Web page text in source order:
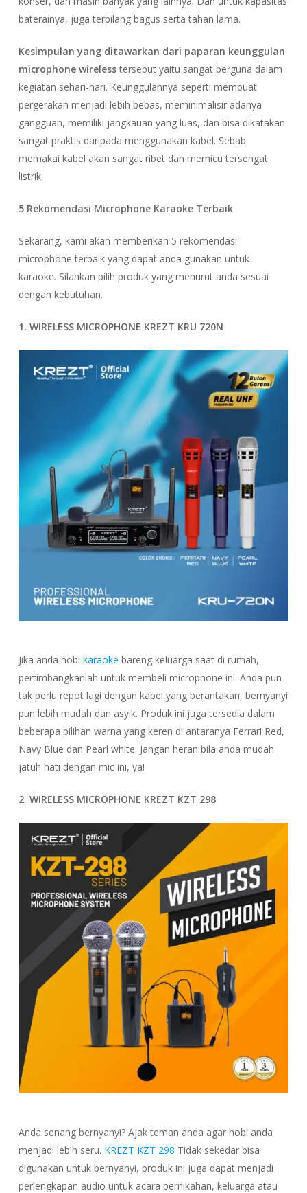
baterainya, juga terbilang bagus serta tahan lama.
Kesimpulan yang ditawarkan dari paparan keunggulan
microphone wirelesstersebut yaitu sangat berguna dalam
kegiatan sehari-hari. Keunggulannya seperti membuat
pergerakan menjadi lebih bebas, meminimalisir adanya
gangguan, memiliki jangkauan yang luas, dan bisa dikatakan
sangat praktis daripada menggunakan kabel. Sebab
memakai kabel akan sangat ribet dan memicu tersengat
listrik.
5 Rekomendasi Microphone Karaoke Terbaik
Sekarang, kami akan memberikan 5 rekomendasi
microphone terbaik yang dapat anda gunakan untuk
karaoke. Silahkan pilih produk yang menurut anda sesuai
dengan kebutuhan.
1. WIRELESS MICROPHONE KREZT KRU 720N
Jika anda hobi karaoke bareng keluarga saat di rumah,
pertimbangkanlah untuk membeli microphone ini. Anda pun
tak perlu repot lagi dengan kabel yang berantakan, bernyanyi
pun lebih mudah dan asyik. Produk ini juga tersedia dalam
beberapa pilihan warna yang keren di antaranya Ferrari Red,
Navy Blue dan Pearl white. Jangan heran bila anda mudah
jatuh hati dengan mic ini, ya!
2. WIRELESS MICROPHONE KREZT KZT 298
Anda senang bernyanyi? Ajak teman anda agar hobi anda
menjadi lebih seru. KREZT KZT 298 Tidak sekedar bisa
digunakan untuk bernyanyi, produk ini juga dapat menjadi
perlengkapan audio untuk acara pernikahan, keluarga atau